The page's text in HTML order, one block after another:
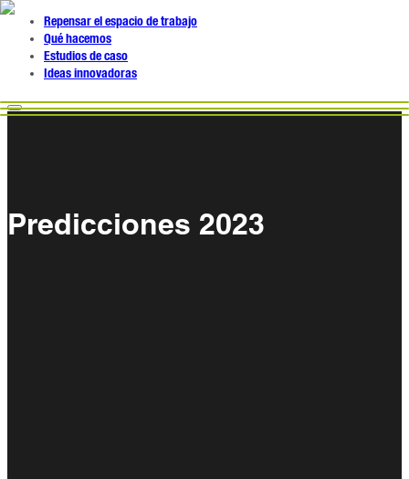
Repensar el espacio de trabajo
Qué hacemos
Estudios de caso
Ideas innovadoras
Predicciones 2023